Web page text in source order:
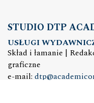
STUDIO DTP
USŁUGI
Skład i łamanie |
graficzne
e-mail: